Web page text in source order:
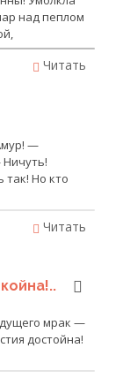
над пеплом
Читать
—
Но кто
Читать
мрак —
достойна!